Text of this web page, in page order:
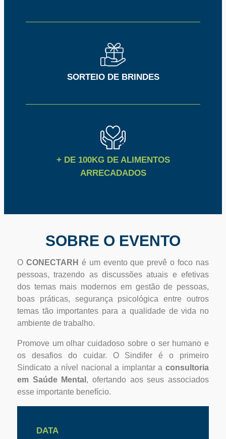
SORTEIO DE BRINDES
+ DE 100KG DE ALIMENTOS
ARRECADADOS
SOBRE O EVENTO
O CONECTARH é um evento que prevê o foco nas
pessoas, trazendo as discussões atuais e efetivas
dos temas mais modernos em gestão de pessoas,
boas práticas, segurança psicológica entre outros
temas tão importantes para a qualidade de vida no
ambiente de trabalho.
Promove um olhar cuidadoso sobre o ser humano e
os desafios do cuidar. O Sindifer é o primeiro
Sindicato a nível nacional a implantar aconsultoria
em Saúde Mental , ofertando aos seus associados
esse importante benefício.
DATA